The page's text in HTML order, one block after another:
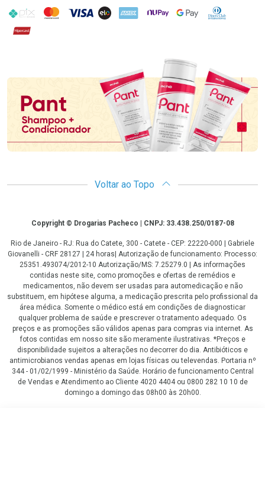
PIX MasterCard
VISA ELO AMEX NuPay Google PayDiners Club
Hipercard
Promoção em Destaque
Voltar ao Topo
CopyrightCopyright © Drogarias Pacheco | CNPJ: 33.438.250/0187-08
Rio de Janeiro - RJ: Rua do Catete, 300 - Catete - CEP: 22220-000 | Gabriele
Giovanelli - CRF 28127 | 24 horas| Autorização de funcionamento: Processo:
25351.493074/2012-10 Autorização/MS: 7.25279.0 | As informações
contidas neste site, como promoções e ofertas de remédios e
medicamentos, não devem ser usadas para automedicação e não
substituem, em hipótese alguma, a medicação prescrita pelo profissional da
área médica. Somente o médico está em condições de diagnosticar
qualquer problema de saúde e prescrever o tratamento adequado. Os
preços e as promoções são válidos apenas para compras via internet. As
fotos contidas em nosso site são meramente ilustrativas. *Preços e
disponibilidade sujeitos a alterações no decorrer do dia. Antibióticos e
antimicrobianos vendas apenas em lojas físicas ou televendas. Portaria nº
344 - 01/02/1999 - Ministério da Saúde. Horário de funcionamento Central
de Vendas e Atendimento ao Cliente 4020 4404 ou 0800 282 10 10 de
domingo a domingo das 08h00 às 20h00.